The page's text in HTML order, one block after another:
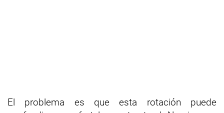
El problema es que esta rotación puede